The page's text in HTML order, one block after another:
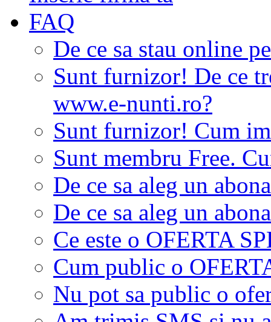
FAQ
De ce sa stau online
Sunt furnizor! De ce
www.e-nunti.ro?
Sunt furnizor! Cum
Sunt membru Free.
De ce sa aleg un
De ce sa aleg un
Ce este o OFERTA
Cum public o
Nu pot sa public o